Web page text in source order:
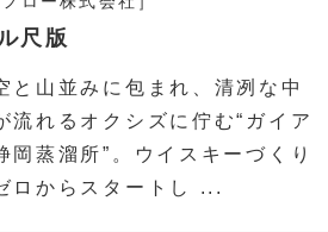
尺版
と山並みに包まれ、清冽な中
流れるオクシズに佇む“ガイア
岡蒸溜所”。ウイスキーづくり
ロからスタートし ...